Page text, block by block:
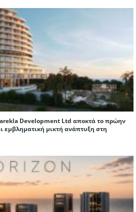
Development Ltd αποκτά το πρώην
εμβληματική μικτή ανάπτυξη στη